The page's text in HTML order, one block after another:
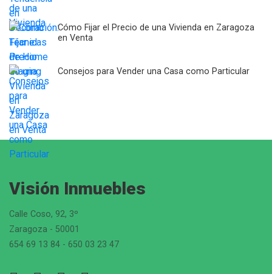
Cómo Fijar el Precio de una Vivienda en Zaragoza
en Venta
Consejos para Vender una Casa como Particular
Visión Inmuebles
Calle Coso, 92, 3º
Zaragoza - 50001
654 69 13 84 - 650 03 23 47